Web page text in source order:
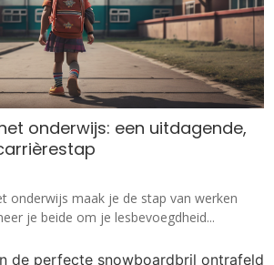
onderwijs: een uitdagende,
onderwijs maak je de stap van werken
je beide om je lesbevoegdheid...